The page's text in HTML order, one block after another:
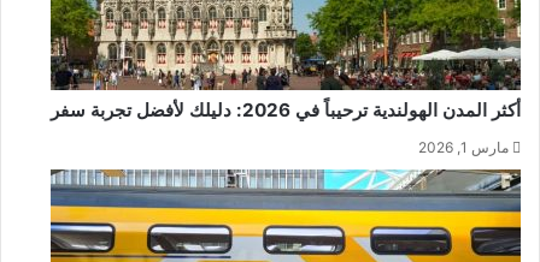
أكثر المدن الهولندية ترحيباً في 2026: دليلك لأفضل تجربة سفر
مارس 1, 2026